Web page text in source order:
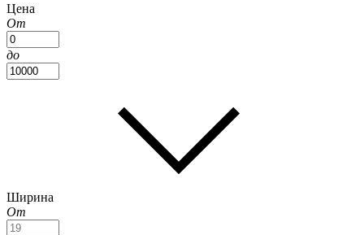
Цена
От
до
Ширина
От